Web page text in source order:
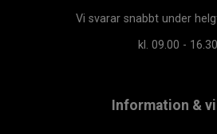
Vi svarar snabbt under
kl. 09.00 -
Information &